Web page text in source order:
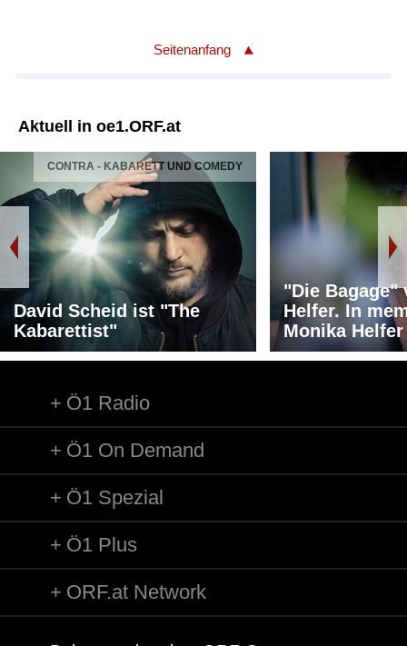
Seitenanfang
Aktuell in oe1.ORF.at
CONTRA - KABARETT UND COMEDY
David Scheid ist "The
Kabarettist"
"Die Bagage"
Helfer. In
Monika Helfer
Ö1 Radio
Ö1 On Demand
Ö1 Spezial
Ö1 Plus
ORF.at Network